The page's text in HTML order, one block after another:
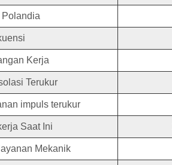
Kerja
Terukur
impuls terukur
Saat Ini
Mekanik